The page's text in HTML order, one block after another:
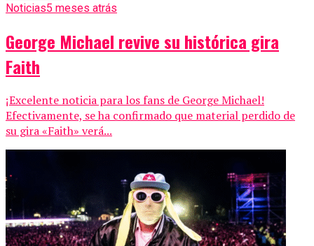
Noticias5 meses atrás
George Michael revive su histórica gira
Faith
¡Excelente noticia para los fans de George Michael!
Efectivamente, se ha confirmado que material perdido de
su gira «Faith» verá...